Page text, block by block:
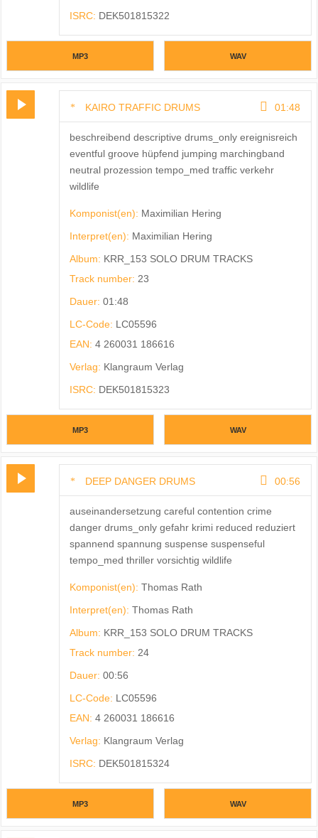
ISRC: DEK501815322
MP3 WAV
KAIRO TRAFFIC DRUMS 01:48
beschreibend descriptive drums_only ereignisreich
eventful groove hüpfend jumping marchingband
neutral prozession tempo_med traffic verkehr
wildlife
Komponist(en): Maximilian Hering
Interpret(en): Maximilian Hering
Album: KRR_153 SOLO DRUM TRACKS
Track number: 23
Dauer: 01:48
LC-Code: LC05596
EAN: 4 260031 186616
Verlag: Klangraum Verlag
ISRC: DEK501815323
MP3 WAV
DEEP DANGER DRUMS 00:56
auseinandersetzung careful contention crime
danger drums_only gefahr krimi reduced reduziert
spannend spannung suspense suspenseful
tempo_med thriller vorsichtig wildlife
Komponist(en): Thomas Rath
Interpret(en): Thomas Rath
Album: KRR_153 SOLO DRUM TRACKS
Track number: 24
Dauer: 00:56
LC-Code: LC05596
EAN: 4 260031 186616
Verlag: Klangraum Verlag
ISRC: DEK501815324
MP3 WAV